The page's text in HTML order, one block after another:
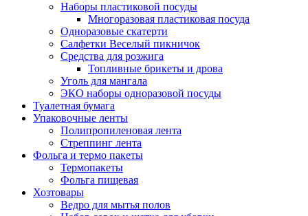
Наборы пластиковой посуды
Многоразовая пластиковая посуда
Одноразовые скатерти
Салфетки Веселый пикничок
Средства для розжига
Топливные брикеты и дрова
Уголь для мангала
ЭКО наборы одноразовой посуды
Туалетная бумага
Упаковочные ленты
Полипропиленовая лента
Стреппинг лента
Фольга и термо пакеты
Термопакеты
Фольга пищевая
Хозтовары
Ведро для мытья полов